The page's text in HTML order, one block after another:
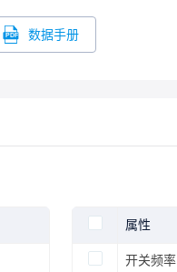
数据手册
属性
开关频率